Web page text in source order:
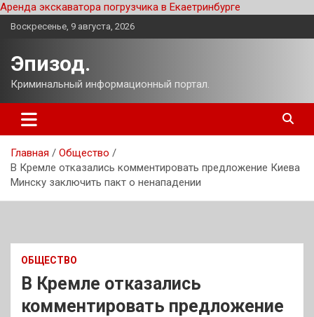
Аренда экскаватора погрузчика в Екаетринбурге
Перейти
Воскресенье, 9 августа, 2026
Эпизод.
Криминальный информационный портал.
Главная
Общество
В Кремле отказались комментировать предложение Киева
Минску заключить пакт о ненападении
ОБЩЕСТВО
В Кремле отказались
комментировать предложение